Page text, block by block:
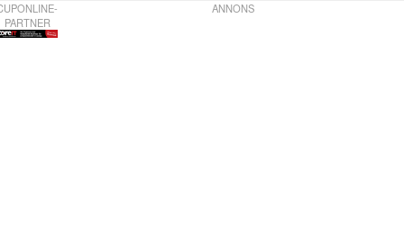
PARTNER
ANNONS